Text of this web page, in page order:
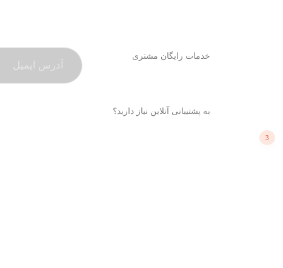
3
خدمات رایگان مشتری
به پشتیبانی آنلاین نیاز دارید؟